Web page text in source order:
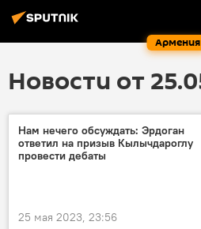
Армения
Новости от
Нам нечего обсуждать: Эрдоган
ответил на призыв Кылычдароглу
провести дебаты
25 мая 2023, 23:56